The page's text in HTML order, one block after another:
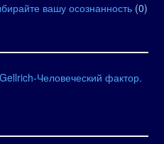
вашу осознанность (0)
Человеческий фактор.